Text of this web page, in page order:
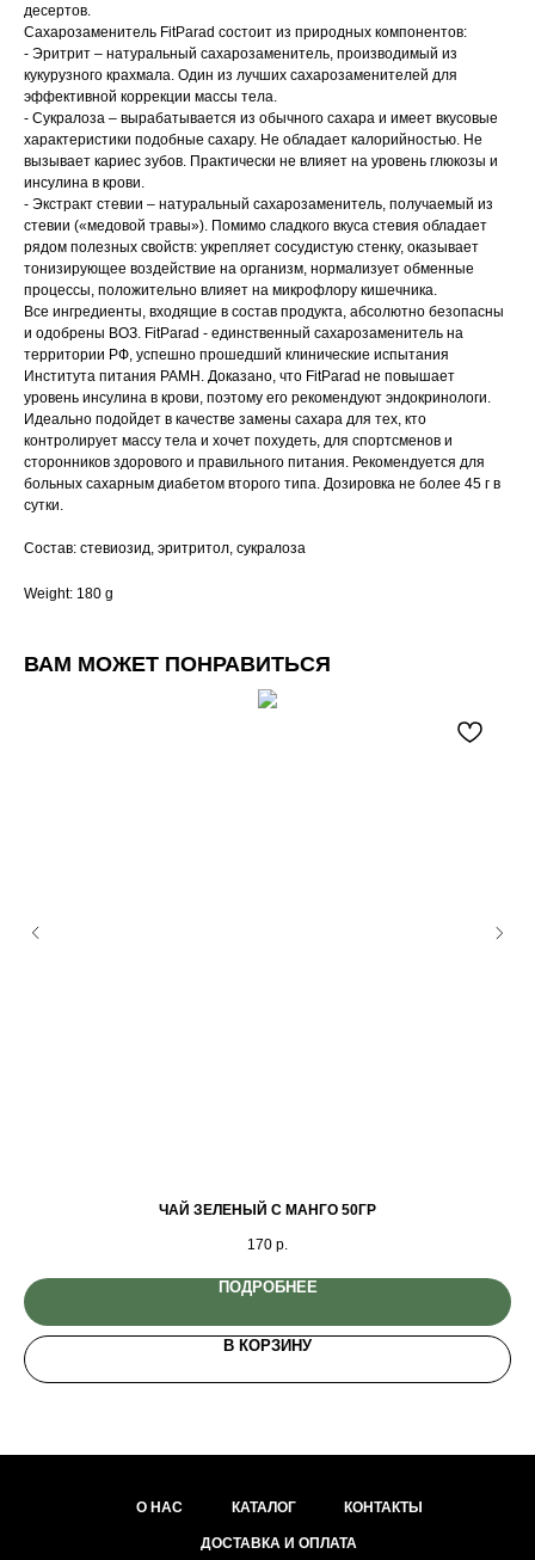
десертов.
Сахарозаменитель FitParad состоит из природных компонентов:
- Эритрит – натуральный сахарозаменитель, производимый из
кукурузного крахмала. Один из лучших сахарозаменителей для
эффективной коррекции массы тела.
- Сукралоза – вырабатывается из обычного сахара и имеет вкусовые
характеристики подобные сахару. Не обладает калорийностью. Не
вызывает кариес зубов. Практически не влияет на уровень глюкозы и
инсулина в крови.
- Экстракт стевии – натуральный сахарозаменитель, получаемый из
стевии («медовой травы»). Помимо сладкого вкуса стевия обладает
рядом полезных свойств: укрепляет сосудистую стенку, оказывает
тонизирующее воздействие на организм, нормализует обменные
процессы, положительно влияет на микрофлору кишечника.
Все ингредиенты, входящие в состав продукта, абсолютно безопасны
и одобрены ВОЗ. FitParad - единственный сахарозаменитель на
территории РФ, успешно прошедший клинические испытания
Института питания РАМН. Доказано, что FitParad не повышает
уровень инсулина в крови, поэтому его рекомендуют эндокринологи.
Идеально подойдет в качестве замены сахара для тех, кто
контролирует массу тела и хочет похудеть, для спортсменов и
сторонников здорового и правильного питания. Рекомендуется для
больных сахарным диабетом второго типа. Дозировка не более 45 г в
сутки.
Состав: стевиозид, эритритол, сукралоза
Weight: 180 g
ВАМ МОЖЕТ ПОНРАВИТЬСЯ
ЧАЙ ЗЕЛЕНЫЙ С МАНГО 50ГР
170 р.
ПОДРОБНЕЕ
В КОРЗИНУ
О НАС КАТАЛОГ
ДОСТАВКА И ОПЛАТА
КОНТАКТЫ